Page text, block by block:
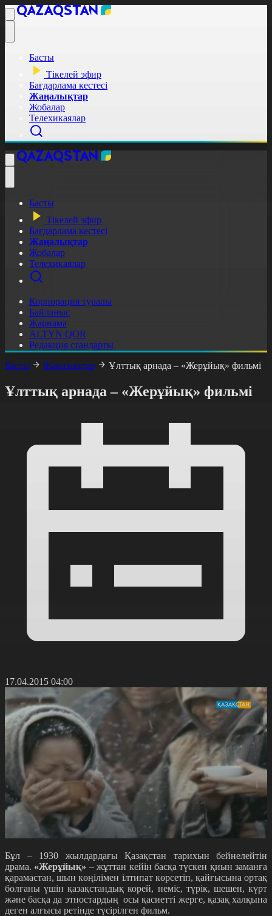
Басты
Тікелей эфир
Бағдарлама кестесі
Жаңалықтар
Жобалар
Телехикаялар
Басты
Тікелей эфир
Бағдарлама кестесі
Жаңалықтар
Жобалар
Телехикаялар
Корпорация туралы
Байланыс
Жарнама
ALTYN QOR
Редакция стандарты
Басты
Жаңалықтар Ұлттық арнада – «Жерұйық» фильмі
Ұлттық арнада – «Жерұйық» фильмі
17.04.2015 04:00
Бұл – 1930 жылдардағы Қазақстан тарихын бейнелейтін
драма. «Жерұйық» – жұттан кейін басқа түскен қиын заманға
қарамастан, шын көңілімен ілтипат көрсетіп, қайғысына ортақ
болғаны үшін қазақстандық корей, неміс, түрік, шешен, күрт
және басқа да этностардың осы қасиетті жерге, қазақ халқына
деген алғысы ретінде түсірілген фильм.